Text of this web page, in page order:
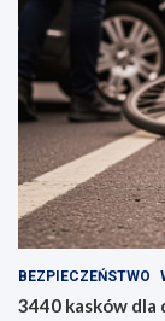
BEZPIECZEŃSTWO
3440 kasków dla